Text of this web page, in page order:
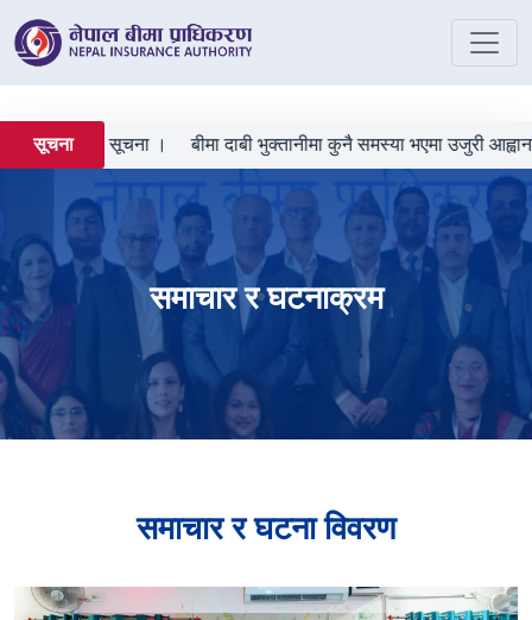
सूचना
सम्बन्धी सूचना । बीमा दाबी भुक्तानीमा कुनै समस्या भएमा उजुरी
समाचार र घटनाक्रम
समाचार र घटना विवरण